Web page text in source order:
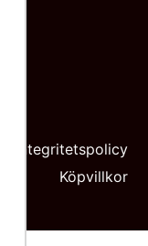
Integritetspolicy
Köpvillkor